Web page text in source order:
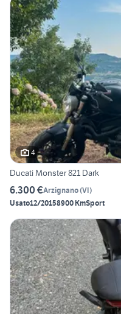
4
Ducati Monster 821 Dark
6.300 €Arzignano(VI)
Usato12/20158900 KmSport